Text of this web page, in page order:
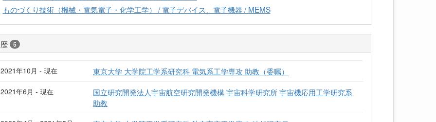
ものづくり技術（機械・電気電子・化学工学） / 電子デバイス、電子機器 / MEMS
5
2021年10月 - 現在 東京大学 大学院工学系研究科 電気系工学専攻 助教（委嘱）
2021年6月 - 現在
国立研究開発法人宇宙航空研究開発機構 宇宙科学研究所 宇宙機応用工学研究系
助教